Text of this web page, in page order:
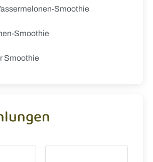
Smoothie
Smoothie
Smoothie